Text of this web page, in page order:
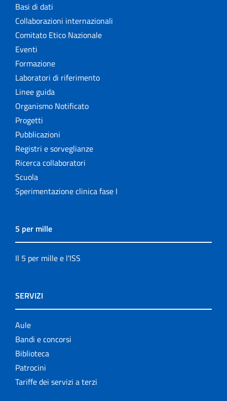
Basi di dati
Collaborazioni internazionali
Comitato Etico Nazionale
Eventi
Formazione
Laboratori di riferimento
Linee guida
Organismo Notificato
Progetti
Pubblicazioni
Registri e sorveglianze
Ricerca collaboratori
Scuola
Sperimentazione clinica fase I
5 per mille
Il 5 per mille e l'ISS
SERVIZI
Aule
Bandi e concorsi
Biblioteca
Patrocini
Tariffe dei servizi a terzi